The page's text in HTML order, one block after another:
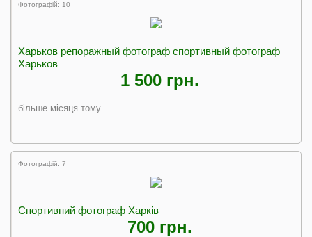
Фотографій: 10
Харьков репоражный фотограф спортивный фотограф
Харьков
1 500 грн.
більше місяця тому
Фотографій: 7
Спортивний фотограф Харків
700 грн.